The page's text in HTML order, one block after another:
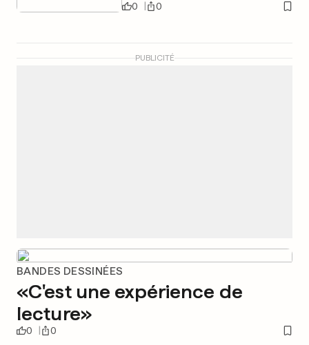
0 0
PUBLICITÉ
BANDES DESSINÉES
«C'est une expérience de
lecture»
0 0